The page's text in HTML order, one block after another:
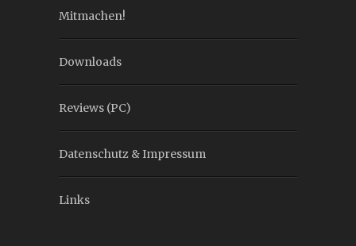
Mitmachen!
Downloads
Reviews (PC)
Datenschutz & Impressum
Links